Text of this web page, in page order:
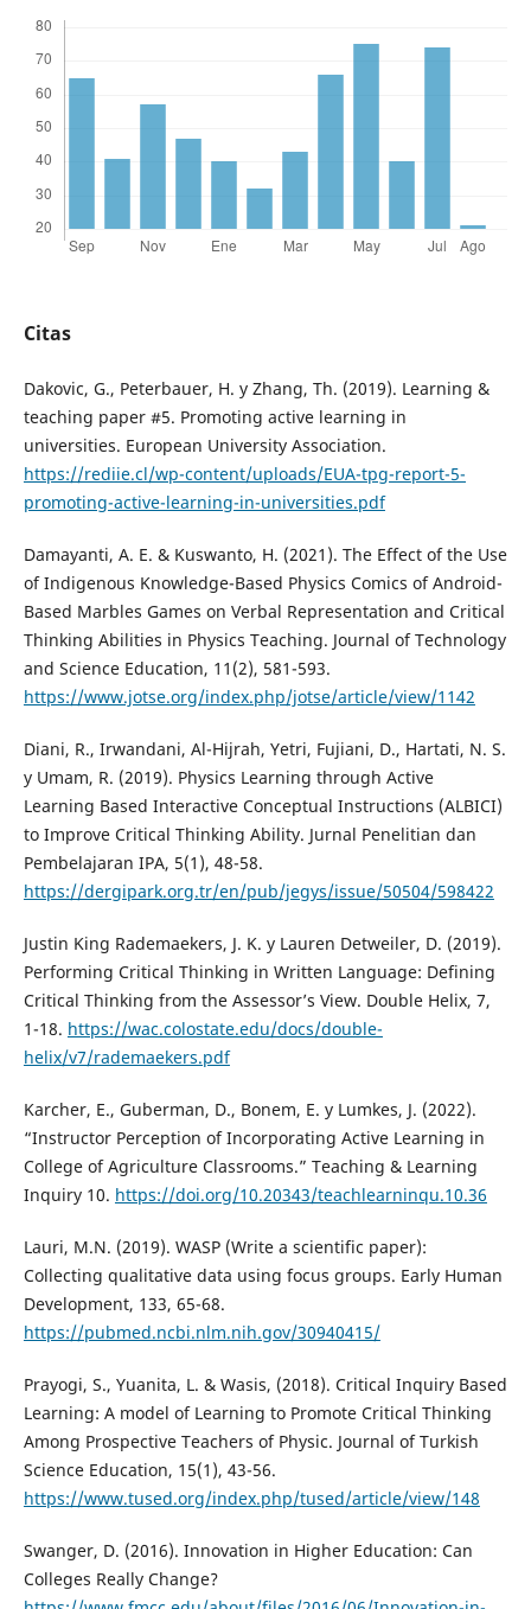
Citas
Dakovic, G., Peterbauer, H. y Zhang, Th. (2019). Learning &
teaching paper #5. Promoting active learning in
universities. European University Association.
https://rediie.cl/wp-content/uploads/EUA-tpg-report-5-
promoting-active-learning-in-universities.pdf
Damayanti, A. E. & Kuswanto, H. (2021). The Effect of the Use
of Indigenous Knowledge-Based Physics Comics of Android-
Based Marbles Games on Verbal Representation and Critical
Thinking Abilities in Physics Teaching. Journal of Technology
and Science Education, 11(2), 581-593.
https://www.jotse.org/index.php/jotse/article/view/1142
Diani, R., Irwandani, Al-Hijrah, Yetri, Fujiani, D., Hartati, N. S.
y Umam, R. (2019). Physics Learning through Active
Learning Based Interactive Conceptual Instructions (ALBICI)
to Improve Critical Thinking Ability. Jurnal Penelitian dan
Pembelajaran IPA, 5(1), 48-58.
https://dergipark.org.tr/en/pub/jegys/issue/50504/598422
Justin King Rademaekers, J. K. y Lauren Detweiler, D. (2019).
Performing Critical Thinking in Written Language: Defining
Critical Thinking from the Assessor’s View. Double Helix, 7,
1-18. https://wac.colostate.edu/docs/double-
helix/v7/rademaekers.pdf
Karcher, E., Guberman, D., Bonem, E. y Lumkes, J. (2022).
“Instructor Perception of Incorporating Active Learning in
College of Agriculture Classrooms.” Teaching & Learning
Inquiry 10. https://doi.org/10.20343/teachlearninqu.10.36
Lauri, M.N. (2019). WASP (Write a scientific paper):
Collecting qualitative data using focus groups. Early Human
Development, 133, 65-68.
https://pubmed.ncbi.nlm.nih.gov/30940415/
Prayogi, S., Yuanita, L. & Wasis, (2018). Critical Inquiry Based
Learning: A model of Learning to Promote Critical Thinking
Among Prospective Teachers of Physic. Journal of Turkish
Science Education, 15(1), 43-56.
https://www.tused.org/index.php/tused/article/view/148
Swanger, D. (2016). Innovation in Higher Education: Can
Colleges Really Change?